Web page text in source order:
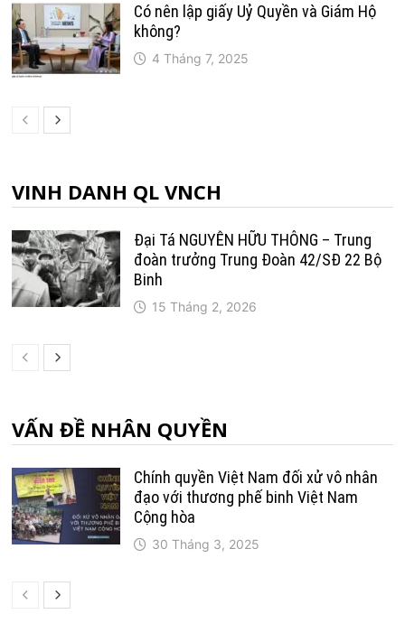
Có nên lập giấy Uỷ Quyền và Giám Hộ
không?
4 Tháng 7, 2025
VINH DANH QL VNCH
Đại Tá NGUYỄN HỮU THÔNG – Trung
đoàn trưởng Trung Ðoàn 42/SÐ 22 Bộ
Binh
15 Tháng 2, 2026
VẤN ĐỀ NHÂN QUYỀN
Chính quyền Việt Nam đối xử vô nhân
đạo với thương phế binh Việt Nam
Cộng hòa
30 Tháng 3, 2025